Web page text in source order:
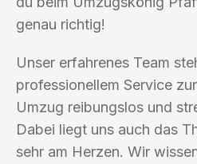
genau richtig!
Unser erfahrenes Team
professionellem Service
Umzug reibungslos und
Dabei liegt uns auch das
sehr am Herzen. Wir